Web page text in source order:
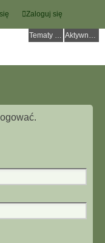
Zaloguj się
Tematy bez odpowiedzi Aktywne tematy